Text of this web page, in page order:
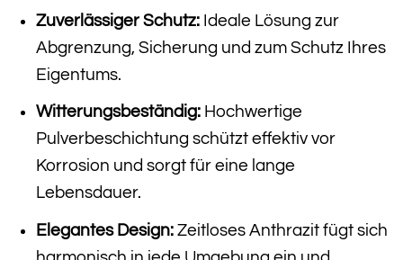
Zuverlässiger Schutz:Ideale Lösung zur
Abgrenzung, Sicherung und zum Schutz Ihres
Eigentums.
Witterungsbeständig:Hochwertige
Pulverbeschichtung schützt effektiv vor
Korrosion und sorgt für eine lange
Lebensdauer.
Elegantes Design:Zeitloses Anthrazit fügt sich